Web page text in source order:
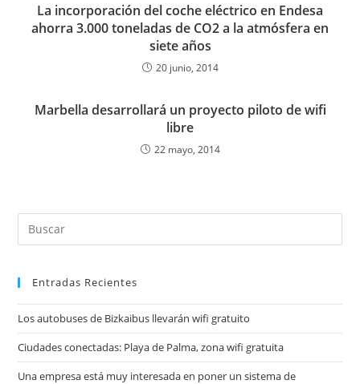
La incorporación del coche eléctrico en Endesa
ahorra 3.000 toneladas de CO2 a la atmósfera en
siete años
20 junio, 2014
Marbella desarrollará un proyecto piloto de wifi
libre
22 mayo, 2014
Entradas Recientes
Los autobuses de Bizkaibus llevarán wifi gratuito
Ciudades conectadas: Playa de Palma, zona wifi gratuita
Una empresa está muy interesada en poner un sistema de